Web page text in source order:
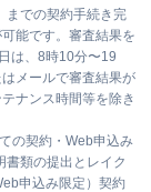
までの契約手続き完
能です。審査結果を
は、8時10分〜19
メールで審査結果が
ナンス時間等を除き
の契約・Web申込み
書類の提出とレイク
申込み限定）契約